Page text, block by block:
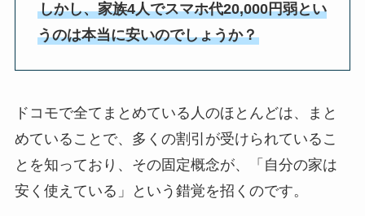
しかし、家族4人でスマホ代20,000円弱とい
うのは本当に安いのでしょうか？
ドコモで全てまとめている人のほとんどは、まと
めていることで、多くの割引が受けられているこ
とを知っており、その固定概念が、「自分の家は
安く使えている」という錯覚を招くのです。